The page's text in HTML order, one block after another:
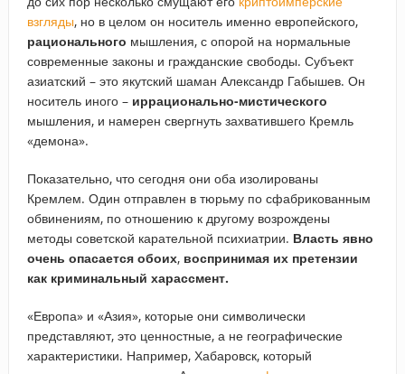
взгляды, но в целом он носитель именно европейского,
рационального мышления, с опорой на нормальные
современные законы и гражданские свободы. Субъект
азиатский – это якутский шаман Александр Габышев. Он
носитель иного – иррационально-мистического
мышления, и намерен свергнуть захватившего Кремль
«демона».
Показательно, что сегодня они оба изолированы
Кремлем. Один отправлен в тюрьму по сфабрикованным
обвинениям, по отношению к другому возрождены
методы советской карательной психиатрии. Власть явно
очень опасается обоих, воспринимая их претензии
как криминальный харассмент.
«Европа» и «Азия», которые они символически
представляют, это ценностные, а не географические
характеристики. Например, Хабаровск, который